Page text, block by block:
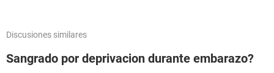
Discusiones similares
Sangrado por deprivacion durante embarazo?